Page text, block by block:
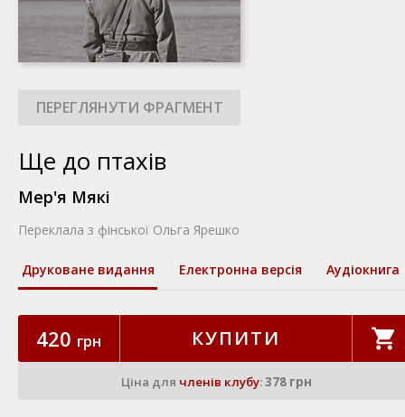
Ще до птахів
Мер'я Мякі
Переклала з фінської Ольга Ярешко
Друковане видання
420 грн КУПИТИ
Ціна для членів клубу:378 грн
Електронна версія Аудіокнига